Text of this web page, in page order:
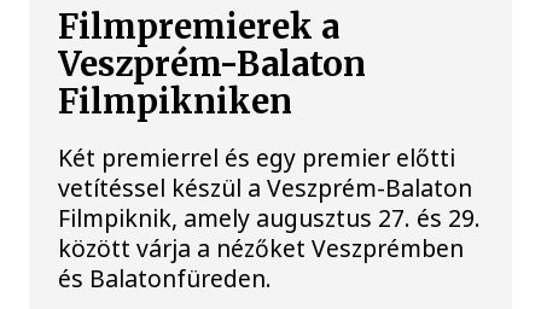
Filmpremierek a
Veszprém-Balaton
Filmpikniken
Két premierrel és egy premier előtti
vetítéssel készül a Veszprém-Balaton
Filmpiknik, amely augusztus 27. és 29.
között várja a nézőket Veszprémben
és Balatonfüreden.